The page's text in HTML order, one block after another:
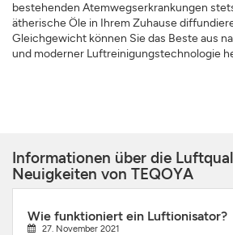
bestehenden Atemwegserkrankungen
ätherische Öle in Ihrem Zuhause
Gleichgewicht können Sie das Beste aus
und moderner Luftreinigungstechnologie
Informationen über die
Neuigkeiten von TEQOYA
Wie funktioniert ein Luftionisator?
27. November 2021